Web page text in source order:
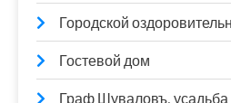
Городской
Гостевой дом
Граф Шуваловъ, усадьба